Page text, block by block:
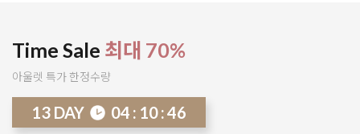
Time Sale 최대 70%
아울렛 특가 한정수량
13 DAY 04 : 10:41